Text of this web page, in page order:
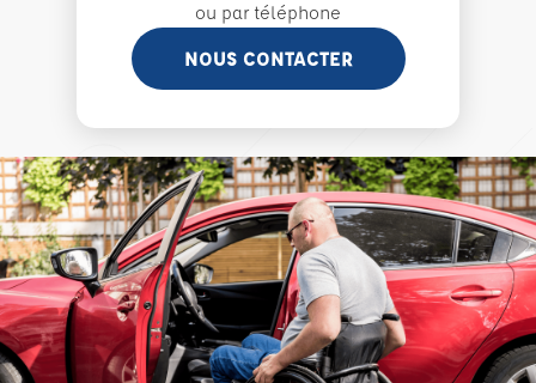
ou par téléphone
NOUS CONTACTER